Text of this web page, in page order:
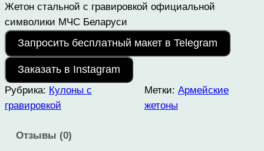
Жетон стальной с гравировкой официальной
символики МЧС Беларуси
Запросить бесплатный макет в Telegram
Заказать в Instagram
Рубрика: Кулоны с
гравировкой
Метки: Армейские
жетоны
Отзывы (0)